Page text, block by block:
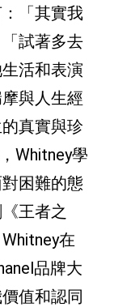
「其實我
試著多去
活和表演
與人生經
真實與珍
Whitney學
困難的態
王者之
在
品牌大
值和認同